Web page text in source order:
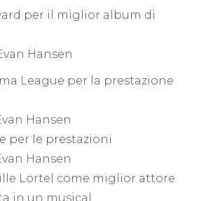
per il miglior album di
Hansen
League per la prestazione
Hansen
per le prestazioni
Hansen
Lortel come miglior attore
in un musical